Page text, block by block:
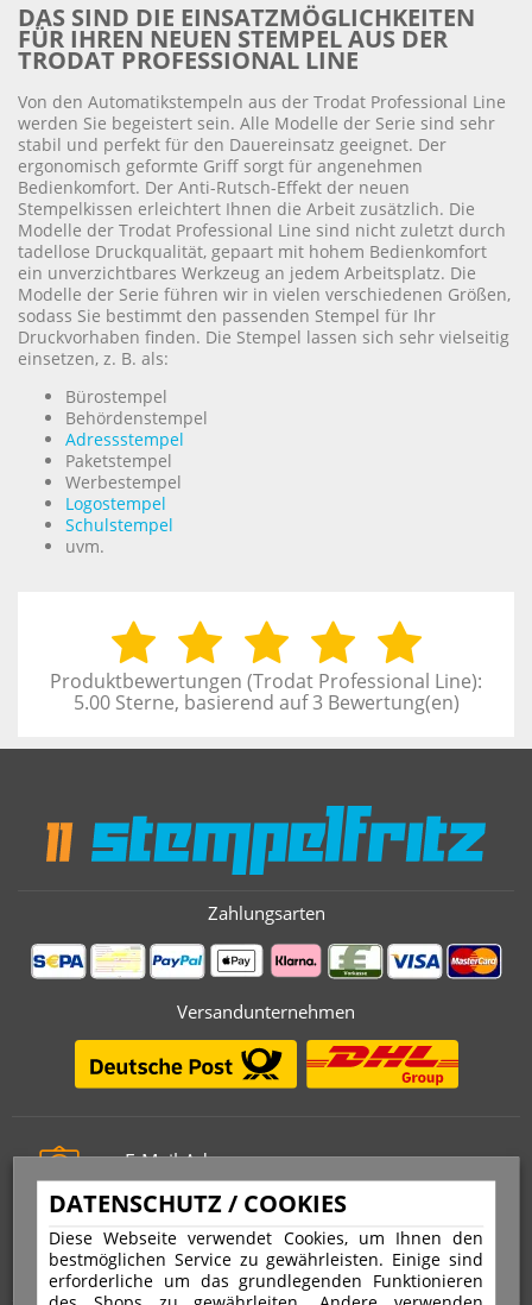
DATENSCHUTZ / COOKIES
Diese Webseite verwendet Cookies, um Ihnen den
bestmöglichen Service zu gewährleisten. Einige sind
erforderliche um das grundlegenden Funktionieren
DAS SIND DIE EINSATZMÖGLICHKEITEN
FÜR IHREN NEUEN STEMPEL AUS DER
TRODAT PROFESSIONAL LINE
Von den Automatikstempeln aus der Trodat Professional Line
werden Sie begeistert sein. Alle Modelle der Serie sind sehr
stabil und perfekt für den Dauereinsatz geeignet. Der
ergonomisch geformte Griff sorgt für angenehmen
Bedienkomfort. Der Anti-Rutsch-Effekt der neuen
Stempelkissen erleichtert Ihnen die Arbeit zusätzlich. Die
Modelle der Trodat Professional Line sind nicht zuletzt durch
tadellose Druckqualität, gepaart mit hohem Bedienkomfort
ein unverzichtbares Werkzeug an jedem Arbeitsplatz. Die
Modelle der Serie führen wir in vielen verschiedenen Größen,
sodass Sie bestimmt den passenden Stempel für Ihr
Druckvorhaben finden. Die Stempel lassen sich sehr vielseitig
einsetzen, z. B. als:
Bürostempel
Behördenstempel
Adressstempel
Paketstempel
Werbestempel
Logostempel
Schulstempel
uvm.
Produktbewertungen (Trodat Professional Line):
5.00Sterne, basierend auf3Bewertung(en)
Zahlungsarten
Versandunternehmen
E-Mail-Adresse
info@stempelfritz.de
Telefon
0221 677 812 08